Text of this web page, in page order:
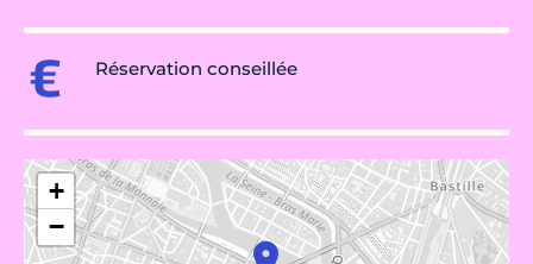
Réservation conseillée
+
−